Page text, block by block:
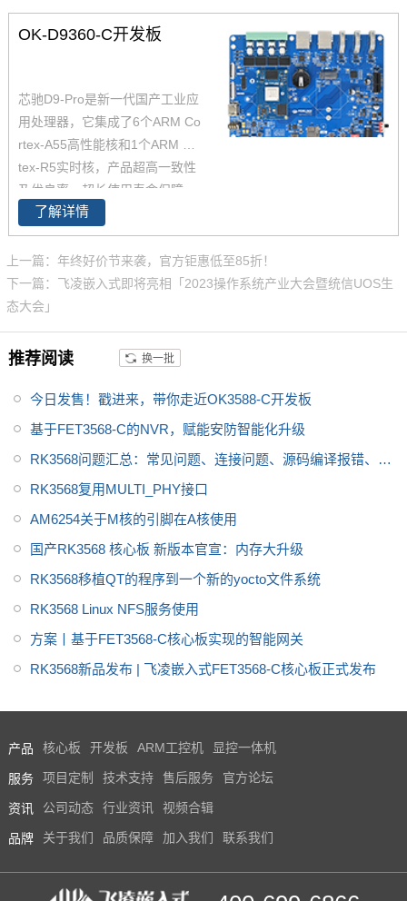
OK-D9360-C开发板
芯驰D9-Pro是新一代国产工业应
用处理器，它集成了6个ARM Co
rtex-A55高性能核和1个ARM Cor
tex-R5实时核，产品超高一致性
及优良率，超长使用寿命保障。
广泛适用于电力智能设备、工业
控制、工程机械、工业机器人、
工业物联网、新能源充电桩、储
能市场、轨道交通、智能终端、
显示控制等领域，加之飞凌具有
技术支持，助力您的产品快速上
了解详情
上一篇：年终好价节来袭，官方钜惠低至85折！
下一篇：飞凌嵌入式即将亮相「2023操作系统产业大会暨统信UOS生
态大会」
推荐阅读 换一批
今日发售！戳进来，带你走近OK3588-C开发板
基于FET3568-C的NVR，赋能安防智能化升级
RK3568问题汇总：常见问题、连接问题、源码编译报错、显
示问题、PCIE问题
RK3568复用MULTI_PHY接口
AM6254关于M核的引脚在A核使用
国产RK3568 核心板 新版本官宣：内存大升级
RK3568移植QT的程序到一个新的yocto文件系统
RK3568 Linux NFS服务使用
方案丨基于FET3568-C核心板实现的智能网关
RK3568新品发布 | 飞凌嵌入式FET3568-C核心板正式发布
产品 核心板 开发板 ARM工控机 显控一体机
服务 项目定制 技术支持 售后服务 官方论坛
资讯 公司动态 行业资讯 视频合辑
品牌 关于我们 品质保障 加入我们 联系我们